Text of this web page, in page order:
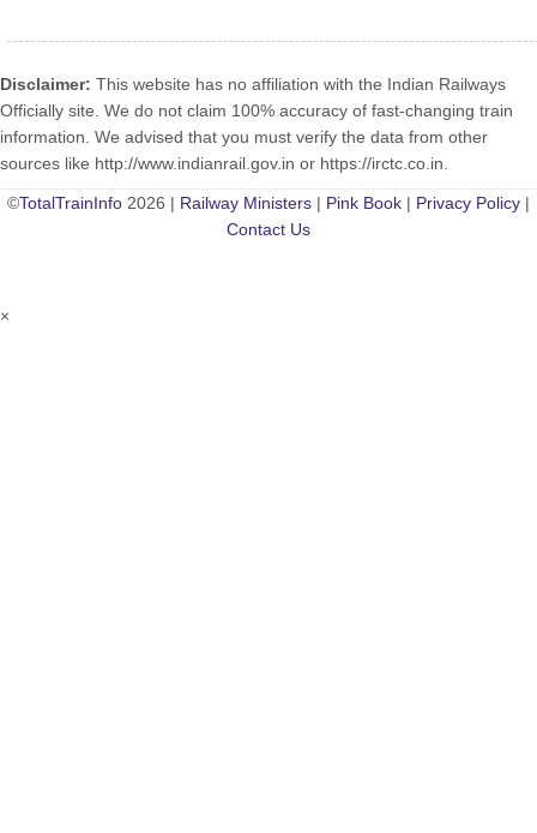
Disclaimer: This website has no affiliation with the Indian Railways
Officially site. We do not claim 100% accuracy of fast-changing train
information. We advised that you must verify the data from other
sources like http://www.indianrail.gov.in or https://irctc.co.in.
©TotalTrainInfo 2026 | Railway Ministers | Pink Book | Privacy Policy |
Contact Us
×